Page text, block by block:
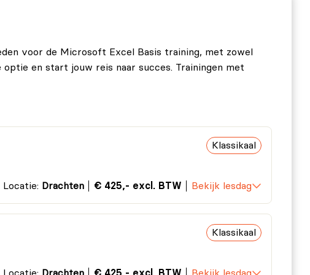
voor de Microsoft Excel Basis training, met zowel
en start jouw reis naar succes. Trainingen met
Klassikaal
Locatie: Drachten € 425,- excl. BTW Bekijk lesdag
Klassikaal